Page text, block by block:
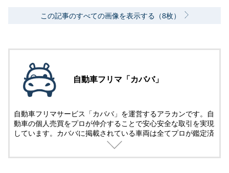
この記事のすべての画像を表示する（8枚）
自動車フリマ「カババ」
自動車フリマサービス「カババ」を運営するアラカンです。自
動車の個人売買をプロが仲介することで安心安全な取引を実現
しています。カババに掲載されている車両は全てプロが鑑定済